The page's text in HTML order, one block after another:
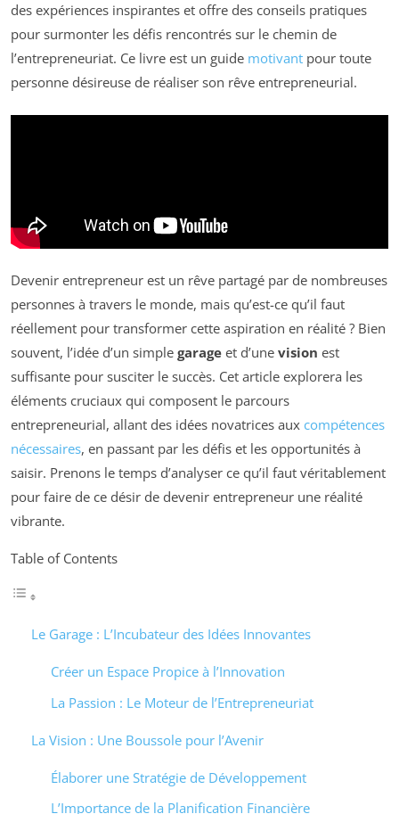
des expériences inspirantes et offre des conseils pratiques
pour surmonter les défis rencontrés sur le chemin de
l’entrepreneuriat. Ce livre est un guide motivant pour toute
personne désireuse de réaliser son rêve entrepreneurial.
Devenir entrepreneur est un rêve partagé par de nombreuses
personnes à travers le monde, mais qu’est-ce qu’il faut
réellement pour transformer cette aspiration en réalité ? Bien
souvent, l’idée d’un simple garage et d’une vision est
suffisante pour susciter le succès. Cet article explorera les
éléments cruciaux qui composent le parcours
entrepreneurial, allant des idées novatrices aux compétences
nécessaires, en passant par les défis et les opportunités à
saisir. Prenons le temps d’analyser ce qu’il faut véritablement
pour faire de ce désir de devenir entrepreneur une réalité
vibrante.
Table of Contents
Le Garage : L’Incubateur des Idées Innovantes
Créer un Espace Propice à l’Innovation
La Passion : Le Moteur de l’Entrepreneuriat
La Vision : Une Boussole pour l’Avenir
Élaborer une Stratégie de Développement
L’Importance de la Planification Financière